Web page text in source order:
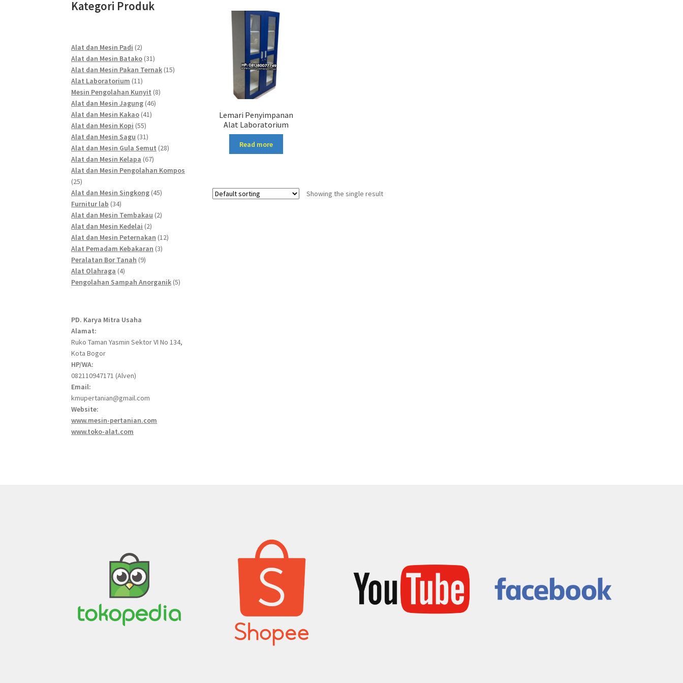
Lemari Penyimpanan
Alat Laboratorium
Read more
Showing the single result
Kategori Produk
Alat dan Mesin Padi 22
products
Alat dan Mesin Batako 3131
products
Alat dan Mesin Pakan Ternak 1515
Alat Laboratorium 1111
products
Mesin Pengolahan Kunyit 88
Alat dan Mesin Jagung 4646
Alat dan Mesin Kakao 4141
Alat dan Mesin Kopi 5555
products
Alat dan Mesin Sagu 3131
products
Alat dan Mesin Gula Semut 2828
Alat dan Mesin Kelapa 6767
products
Alat dan Mesin Pengolahan Kompos
2525
products
Alat dan Mesin Singkong 4545
Furnitur lab 3434
products
Alat dan Mesin Tembakau 22
Alat dan Mesin Kedelai 22
products
Alat dan Mesin Peternakan 1212
Alat Pemadam Kebakaran 33
Peralatan Bor Tanah 99
Alat Olahraga 44
products
Pengolahan Sampah Anorganik 55
PD. Karya Mitra Usaha
Alamat:
Ruko Taman Yasmin Sektor VI No 134,
Kota Bogor
HP/WA:
082110947171 (Alven)
Email:
kmupertanian@gmail.com
Website:
www.mesin-pertanian.com
www.toko-alat.com